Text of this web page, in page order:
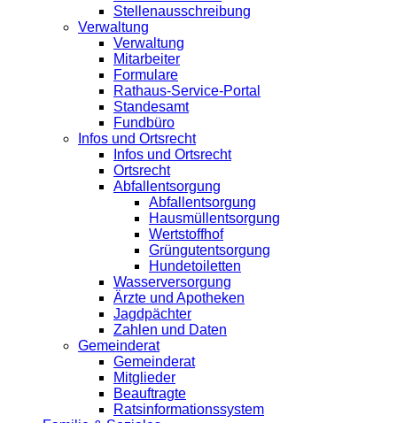
Stellenausschreibung
Verwaltung
Verwaltung
Mitarbeiter
Formulare
Rathaus-Service-Portal
Standesamt
Fundbüro
Infos und Ortsrecht
Infos und Ortsrecht
Ortsrecht
Abfallentsorgung
Abfallentsorgung
Hausmüllentsorgung
Wertstoffhof
Grüngutentsorgung
Hundetoiletten
Wasserversorgung
Ärzte und Apotheken
Jagdpächter
Zahlen und Daten
Gemeinderat
Gemeinderat
Mitglieder
Beauftragte
Ratsinformationssystem